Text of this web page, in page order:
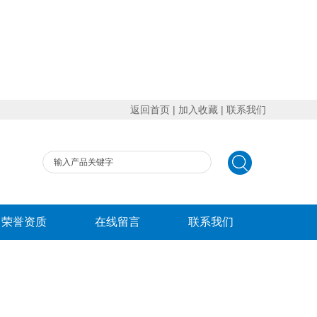
返回首页 | 加入收藏 | 联系我们
荣誉资质 在线留言 联系我们